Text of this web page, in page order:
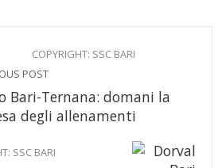
COPYRIGHT: SSC BARI
POST
Bari-Ternana: domani la
degli allenamenti
SSC BARI